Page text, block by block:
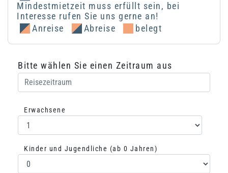
Mindestmietzeit muss erfüllt sein, bei
Interesse rufen Sie uns gerne an!
Anreise
Abreise belegt
Bitte wählen Sie einen Zeitraum aus
Erwachsene
Auswahl Erwachsene
Kinder und Jugendliche (ab 0 Jahren)
Auswahl Kinder